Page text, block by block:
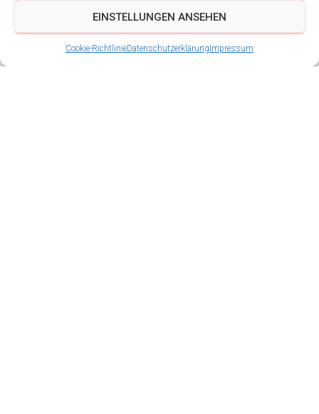
EINSTELLUNGEN ANSEHEN
Cookie-RichtlinieDatenschutzerklärung Impressum